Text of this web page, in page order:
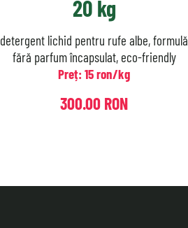
20 kg
detergent lichid pentru rufe albe, formulă
fără parfum încapsulat, eco-friendly
Preț: 15 ron/kg
300.00 RON